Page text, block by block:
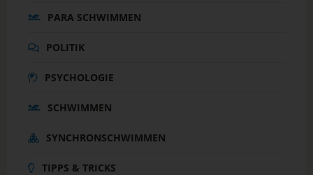
PARA SCHWIMMEN
POLITIK
PSYCHOLOGIE
SCHWIMMEN
SYNCHRONSCHWIMMEN
TIPPS & TRICKS